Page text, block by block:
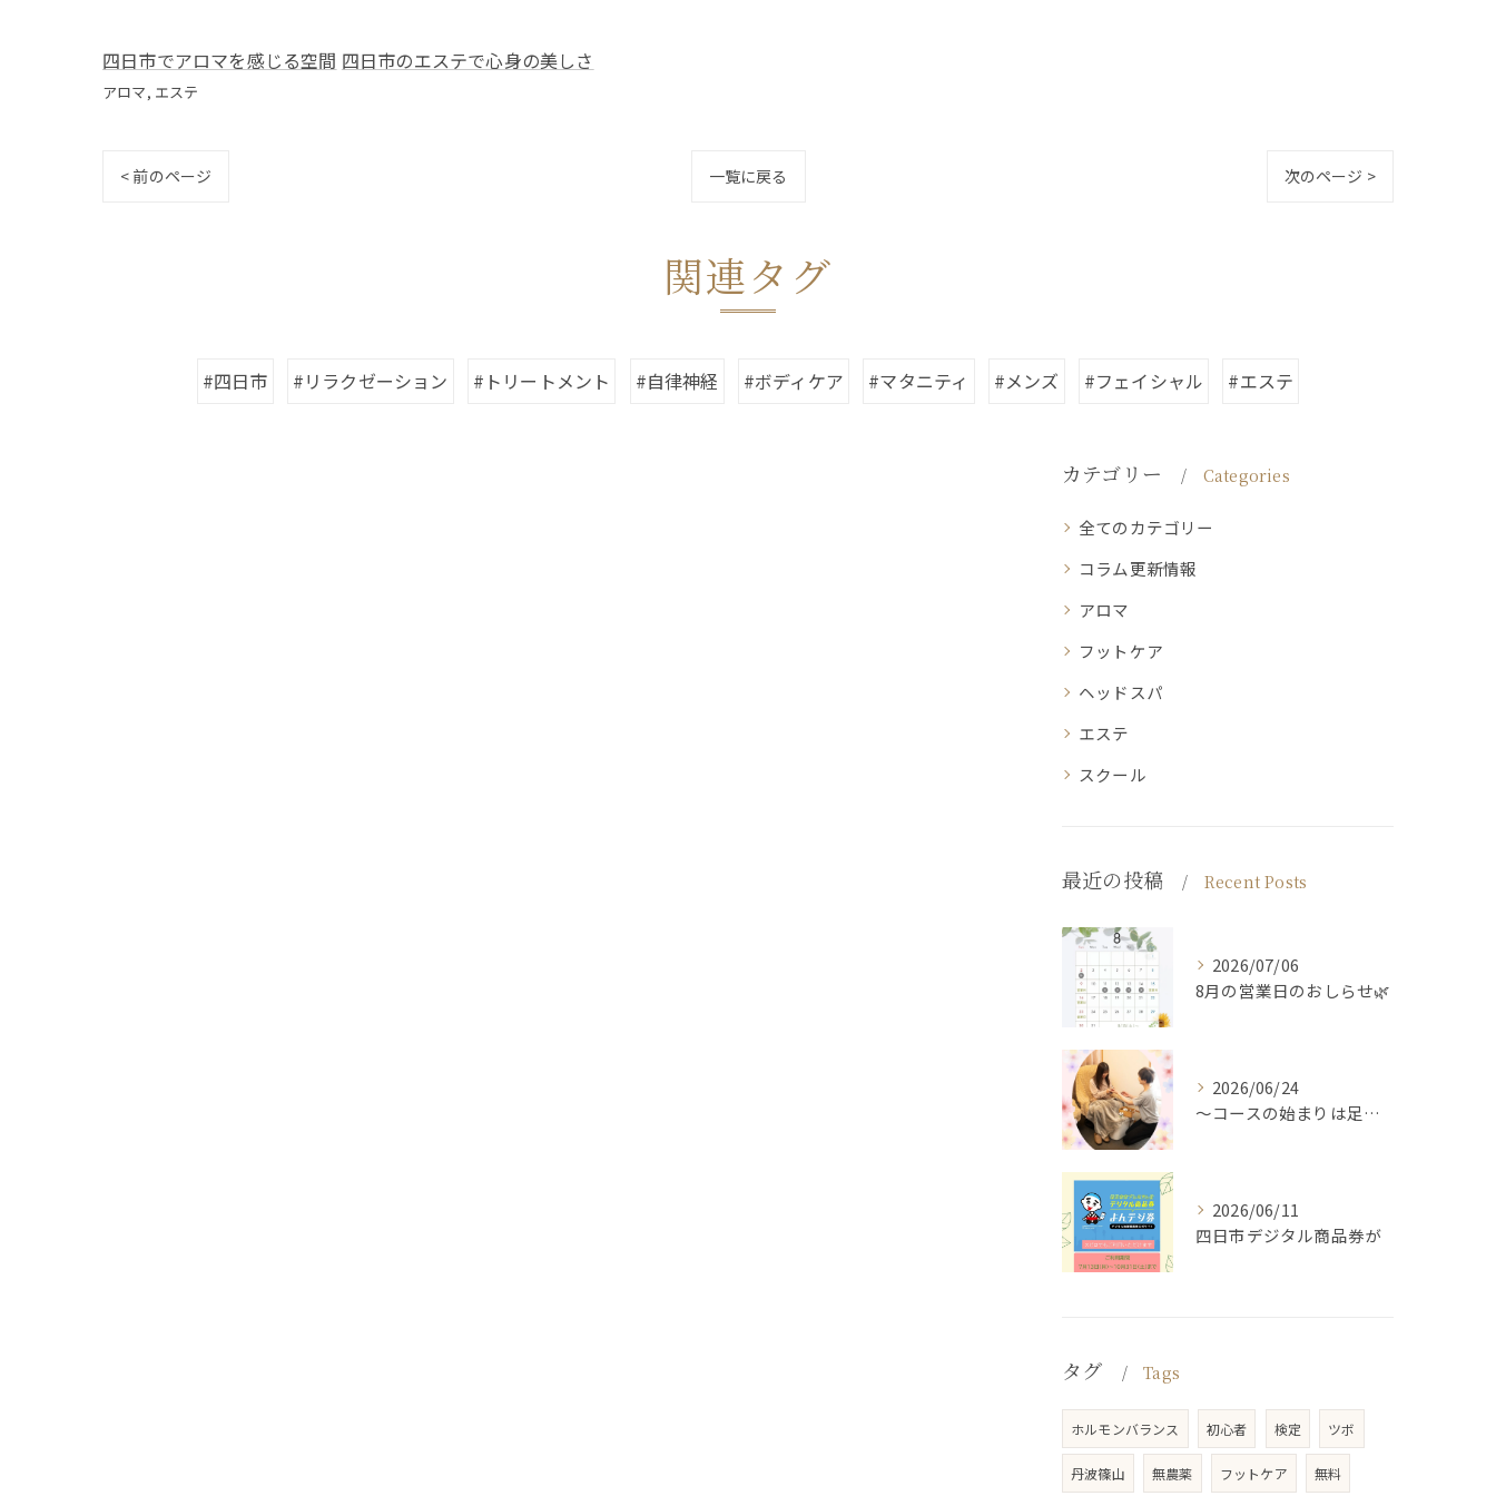
四日市でアロマを感じる空間 四日市のエステで心身の美しさ
アロマ エステ
< 前のページ 一覧に戻る 次のページ >
関連タグ
#四日市 #リラクゼーション #トリートメント #自律神経 #ボディケア #マタニティ #メンズ #フェイシャル #エステ
カテゴリー Categories
全てのカテゴリー
コラム更新情報
アロマ
フットケア
ヘッドスパ
エステ
スクール
最近の投稿 Recent Posts
2026/07/06
8月の営業日のおしらせ🌿
2026/06/24
～コースの始まりは足湯から～
2026/06/11
四日市デジタル商品券が
タグ Tags
ホルモンバランス 初心者 検定 ツボ
丹波篠山 無農薬 フットケア 無料